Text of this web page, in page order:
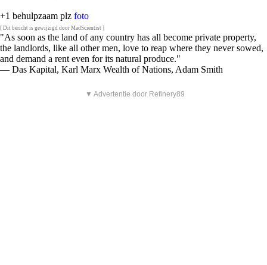
+1 behulpzaam plz foto
[ Dit bericht is gewijzigd door MadScientist ]
"As soon as the land of any country has all become private property,
the landlords, like all other men, love to reap where they never sowed,
and demand a rent even for its natural produce."
— Das Kapital, Karl Marx Wealth of Nations, Adam Smith
▼ Advertentie door Refinery89